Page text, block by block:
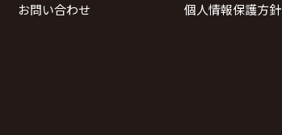
お問い合わせ 個人情報保護方針